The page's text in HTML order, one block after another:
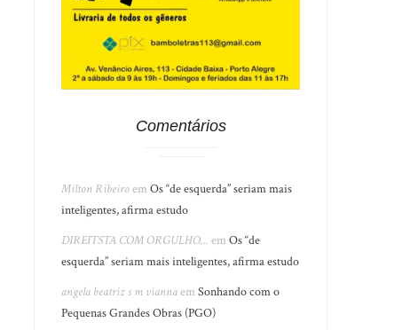
Comentários
Milton RibeiroemOs “de esquerda” seriam mais
inteligentes, afirma estudo
DIREITSTA COM ORGULHO... emOs “de
esquerda” seriam mais inteligentes, afirma estudo
angela beatriz s m viannaemSonhando com o
Pequenas Grandes Obras (PGO)